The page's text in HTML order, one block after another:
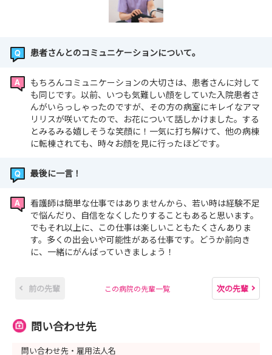
患者さんとのコミュニケーションについて。
もちろんコミュニケーションの大切さは、患者さんに対して
も同じです。以前、いつも気難しい顔をしていた入院患者さ
んがいらっしゃったのですが、その方の病室にキレイなアマ
リリスが咲いてたので、お花について話しかけました。する
とみるみる嬉しそうな笑顔に！一気に打ち解けて、他の病棟
に転棟されても、時々お顔を見に行ったほどです。
最後に一言！
看護師は簡単な仕事ではありませんから、若い時は経験不足
で悩んだり、自信をなくしたりすることもあると思います。
でもそれ以上に、この仕事は楽しいこともたくさんありま
す。多くの出会いや可能性がある仕事です。どうか前向き
に、一緒にがんばっていきましょう！
前の先輩 この病院の先輩一覧 次の先輩
問い合わせ先
問い合わせ先・雇用法人名